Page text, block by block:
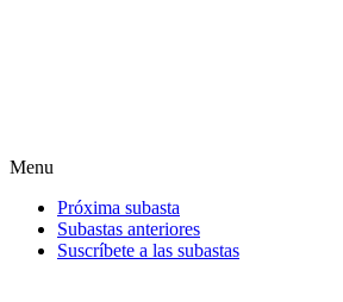
Menu
Próxima subasta
Subastas anteriores
Suscríbete a las subastas